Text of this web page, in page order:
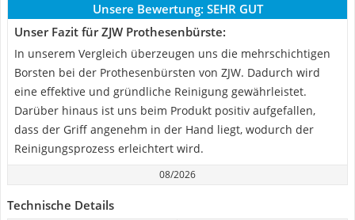
Unsere Bewertung: SEHR GUT
Unser Fazit für ZJW Prothesenbürste:
In unserem Vergleich überzeugen uns die mehrschichtigen
Borsten bei der Prothesenbürsten von ZJW. Dadurch wird
eine effektive und gründliche Reinigung gewährleistet.
Darüber hinaus ist uns beim Produkt positiv aufgefallen,
dass der Griff angenehm in der Hand liegt, wodurch der
Reinigungsprozess erleichtert wird.
08/2026
Technische Details